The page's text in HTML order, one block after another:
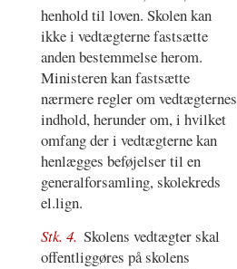
henhold til loven. Skolen kan
ikke i vedtægterne fastsætte
anden bestemmelse herom.
Ministeren kan fastsætte
nærmere regler om vedtægternes
indhold, herunder om, i hvilket
omfang der i vedtægterne kan
henlægges beføjelser til en
generalforsamling, skolekreds
el.lign.
Stk. 4. Skolens vedtægter skal
offentliggøres på skolens